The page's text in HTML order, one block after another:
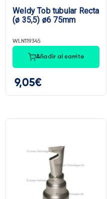
Weldy Tob tubular Recta
(ø 35,5) ø6 75mm
WLN119345
Añadir al carrito
9,05€